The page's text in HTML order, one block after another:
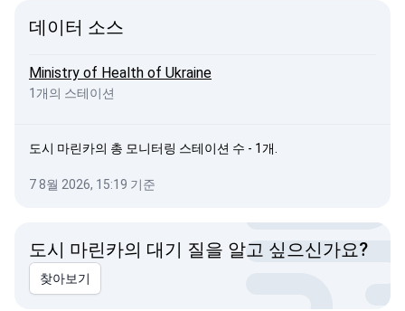
데이터 소스
Ministry of Health of Ukraine
1개의 스테이션
도시 마린카의 총 모니터링 스테이션 수 - 1개.
7 8월 2026, 15:19 기준
도시 마린카의 대기 질을 알고 싶으신가요?
찾아보기